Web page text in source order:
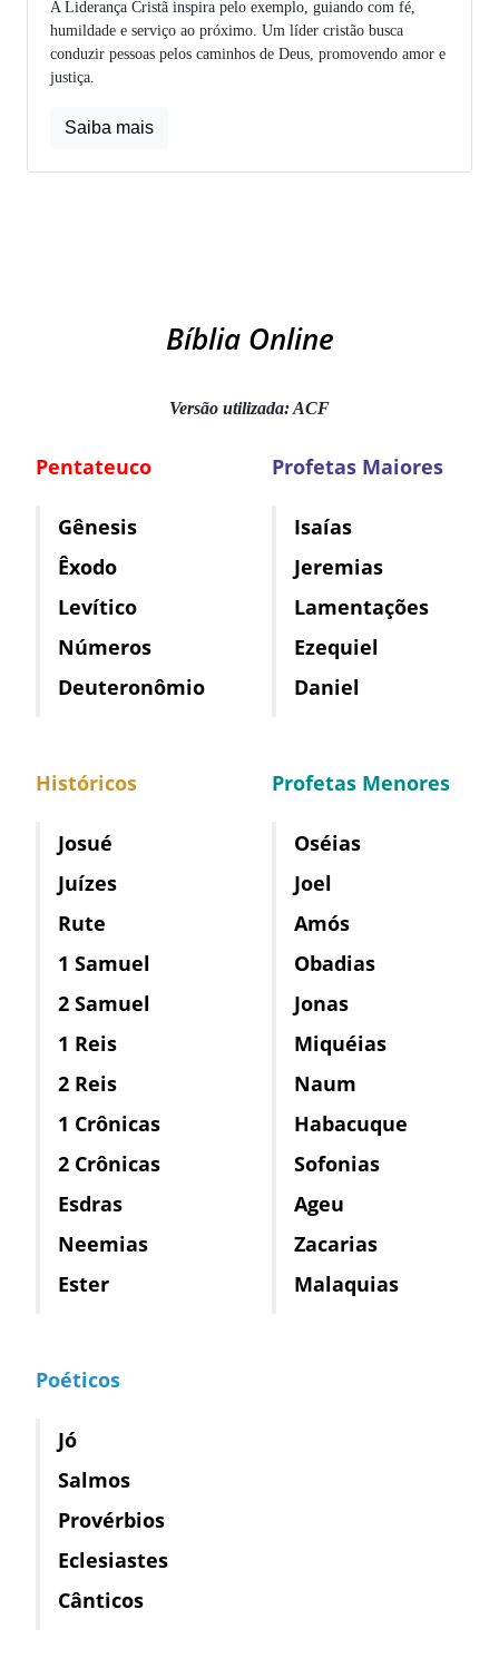
A Liderança Cristã inspira pelo exemplo, guiando com fé,
humildade e serviço ao próximo. Um líder cristão busca
conduzir pessoas pelos caminhos de Deus, promovendo amor e
justiça.
Saiba mais
Bíblia Online
Versão utilizada: ACF
Pentateuco
Gênesis
Êxodo
Levítico
Números
Deuteronômio
Históricos
Josué
Juízes
Rute
1 Samuel
2 Samuel
1 Reis
2 Reis
1 Crônicas
2 Crônicas
Esdras
Neemias
Ester
Poéticos
Jó
Salmos
Provérbios
Eclesiastes
Cânticos
Profetas Maiores
Isaías
Jeremias
Lamentações
Ezequiel
Daniel
Profetas Menores
Oséias
Joel
Amós
Obadias
Jonas
Miquéias
Naum
Habacuque
Sofonias
Ageu
Zacarias
Malaquias